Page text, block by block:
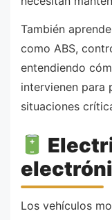
También
como ABS,
entendiendo
intervienen para
situaciones
Los vehículos